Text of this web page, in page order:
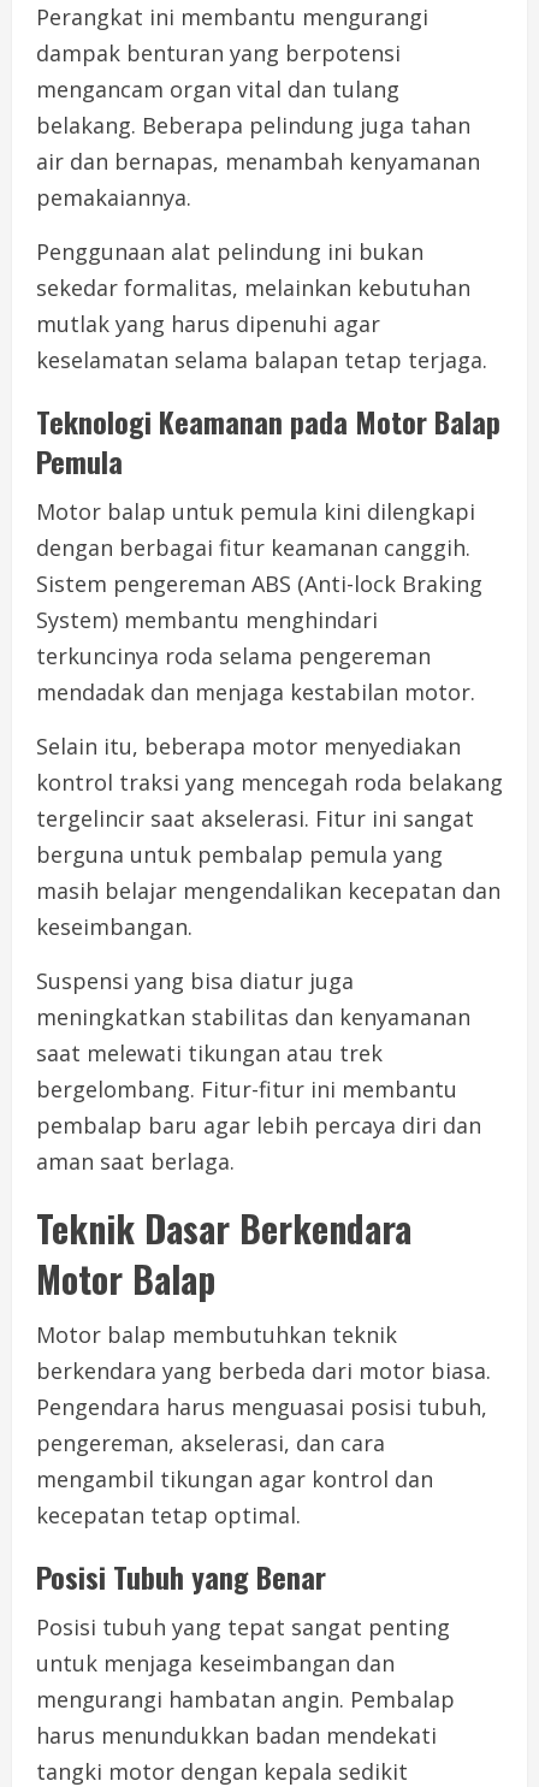
Perangkat ini membantu mengurangi
dampak benturan yang berpotensi
mengancam organ vital dan tulang
belakang. Beberapa pelindung juga tahan
air dan bernapas, menambah kenyamanan
pemakaiannya.
Penggunaan alat pelindung ini bukan
sekedar formalitas, melainkan kebutuhan
mutlak yang harus dipenuhi agar
keselamatan selama balapan tetap terjaga.
Teknologi Keamanan pada Motor Balap
Pemula
Motor balap untuk pemula kini dilengkapi
dengan berbagai fitur keamanan canggih.
Sistem pengereman ABS (Anti-lock Braking
System) membantu menghindari
terkuncinya roda selama pengereman
mendadak dan menjaga kestabilan motor.
Selain itu, beberapa motor menyediakan
kontrol traksi yang mencegah roda belakang
tergelincir saat akselerasi. Fitur ini sangat
berguna untuk pembalap pemula yang
masih belajar mengendalikan kecepatan dan
keseimbangan.
Suspensi yang bisa diatur juga
meningkatkan stabilitas dan kenyamanan
saat melewati tikungan atau trek
bergelombang. Fitur-fitur ini membantu
pembalap baru agar lebih percaya diri dan
aman saat berlaga.
Teknik Dasar Berkendara
Motor Balap
Motor balap membutuhkan teknik
berkendara yang berbeda dari motor biasa.
Pengendara harus menguasai posisi tubuh,
pengereman, akselerasi, dan cara
mengambil tikungan agar kontrol dan
kecepatan tetap optimal.
Posisi Tubuh yang Benar
Posisi tubuh yang tepat sangat penting
untuk menjaga keseimbangan dan
mengurangi hambatan angin. Pembalap
harus menundukkan badan mendekati
tangki motor dengan kepala sedikit